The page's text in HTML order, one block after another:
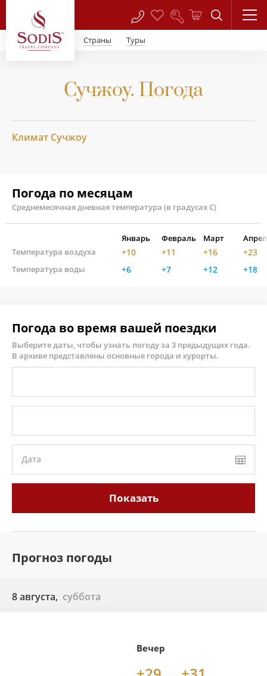
Страны Туры
Сучжоу. Погода
Климат Сучжоу
Погода по месяцам
Среднемесячная дневная температура (в градусах С)
Январь Февраль Март
Температура воздуха
+10 +11 +16 +23
Температура воды +6 +7 +12 +18
Погода во время вашей поездки
Выберите даты, чтобы узнать погоду за 3 предыдущих года.
В архиве представлены основные города и курорты.
Дата
Показать
Прогноз погоды
8 августа, суббота
Вечер